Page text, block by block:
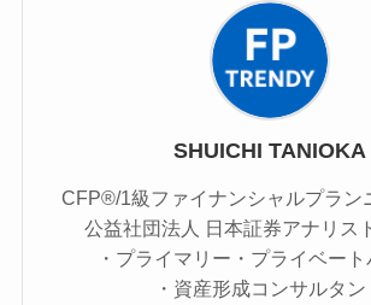
SHUICHI TANIOKA
CFP®/1級ファイナンシャルプラン
公益社団法人 日本証券アナリス
・プライマリー・プライベー
・資産形成コンサルタン